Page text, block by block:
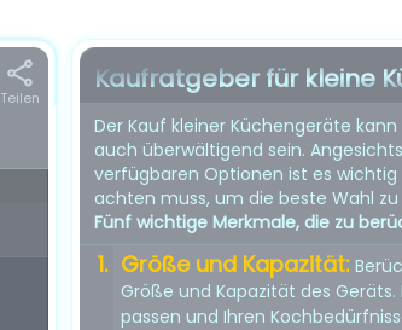
Teilen
Kaufratgeber für kleine
Der Kauf kleiner Küchengeräte
auch überwältigend sein.
verfügbaren Optionen ist es wichtig
achten muss, um die beste Wahl
Fünf wichtige Merkmale, die zu
Größe und Kapazität:
Größe und Kapazität des Geräts.
passen und Ihren